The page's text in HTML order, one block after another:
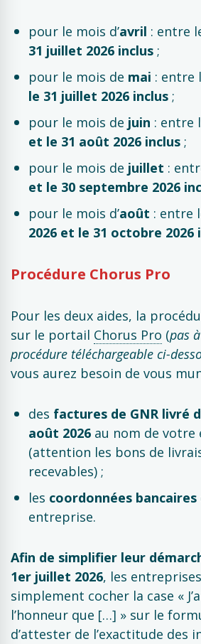
pour le mois d’avril : entre
31 juillet 2026 inclus ;
pour le mois de mai : entre
le 31 juillet 2026 inclus ;
pour le mois de juin : entre
et le 31 août 2026 inclus ;
pour le mois de juillet :
et le 30 septembre 2026
pour le mois d’août : entre
2026 et le 31 octobre 2026
Procédure Chorus Pro
Pour les deux aides, la
sur le portail Chorus Pro (pas
procédure téléchargeable ci-
vous aurez besoin de vous
des factures de GNR livré
août 2026 au nom de votre
(attention les bons de
recevables) ;
les coordonnées bancaires
entreprise.
Afin de simplifier leur
1er juillet 2026, les
simplement cocher la case «
l’honneur que […] » sur le
d’attester de l’exactitude des